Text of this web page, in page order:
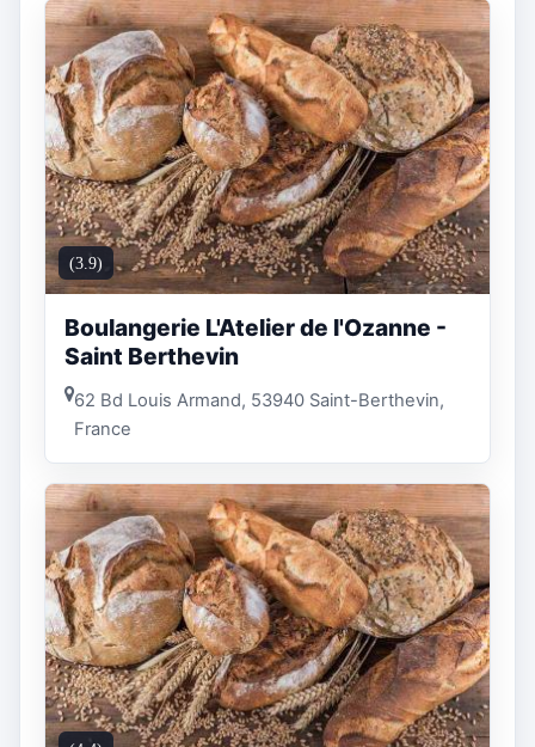
(3.9)
Boulangerie L'Atelier de l'Ozanne -
Saint Berthevin
62 Bd Louis Armand, 53940 Saint-Berthevin,
France